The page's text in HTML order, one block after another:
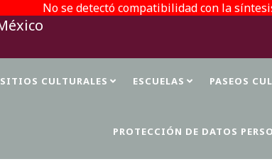
No se detectó compatibilidad con la
SITIOS CULTURALES ESCUELAS PASEOS
PROTECCIÓN DE DATOS